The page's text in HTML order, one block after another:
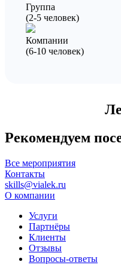
Группа
(2-5 человек)
Компании
(6-10 человек)
Рекомендуем
Все мероприятия
Контакты
skills@vialek.ru
О компании
Услуги
Партнёры
Клиенты
Отзывы
Вопросы-ответы